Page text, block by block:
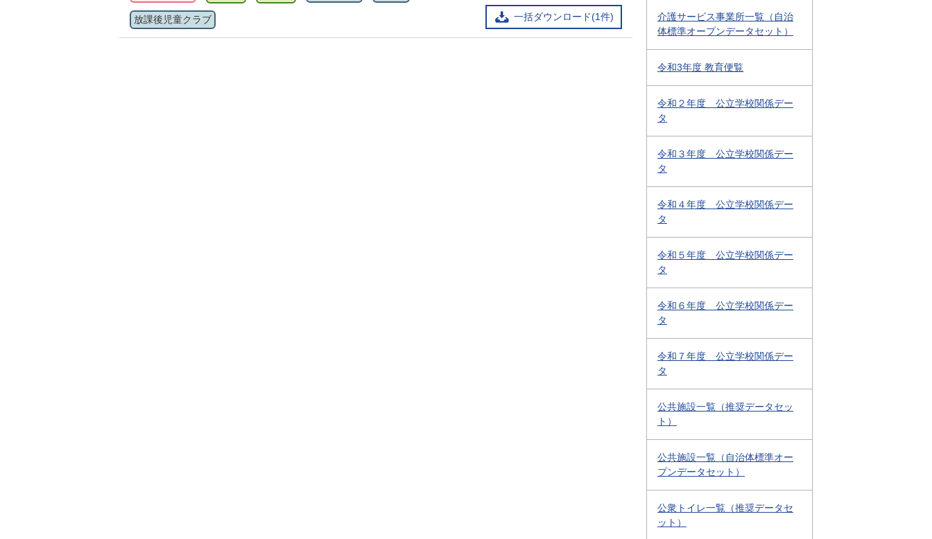
一括ダウンロード(1件)
放課後児童クラブ
介護サービス事業所一覧（自治
体標準オープンデータセット）
令和3年度 教育便覧
令和２年度 公立学校関係デー
タ
令和３年度 公立学校関係デー
タ
令和４年度 公立学校関係デー
タ
令和５年度 公立学校関係デー
タ
令和６年度 公立学校関係デー
タ
令和７年度 公立学校関係デー
タ
公共施設一覧（推奨データセッ
ト）
公共施設一覧（自治体標準オー
プンデータセット）
公衆トイレ一覧（推奨データセ
ット）